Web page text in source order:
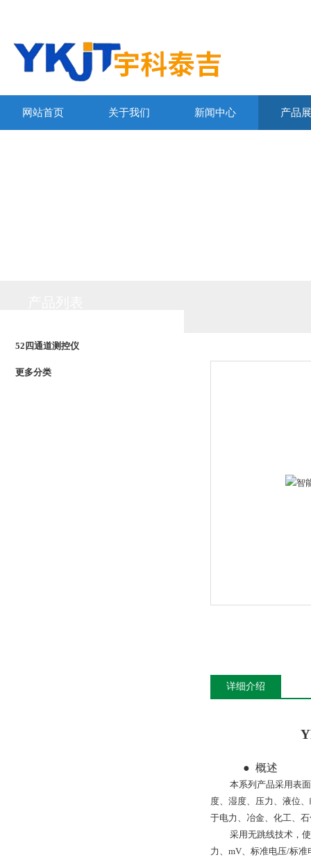
网站首页 关于我们 新闻中心 产品
52四通道测控仪
更多分类
详细介绍
● 概述
本系列产品采用表
度、湿度、压力、液位
于电力、冶金、化工、
采用无跳线技术，
力、 mV、标准电压/标